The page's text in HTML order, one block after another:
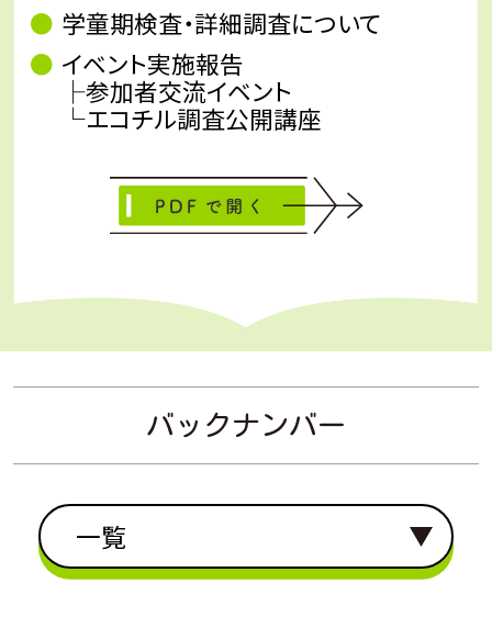
学童期検査・詳細調査について
イベント実施報告
├参加者交流イベント
└エコチル調査公開講座
バックナンバー